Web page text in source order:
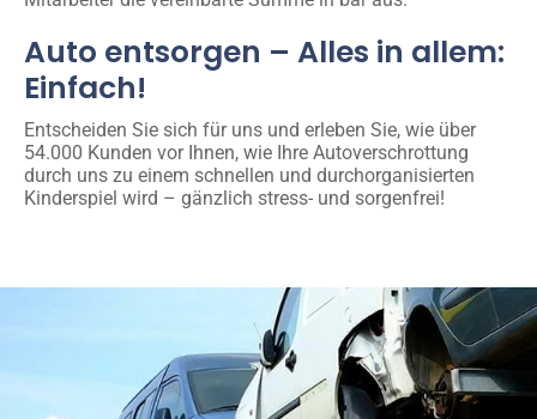
Auto entsorgen – Alles in allem:
Einfach!
Entscheiden Sie sich für uns und erleben Sie, wie über
54.000 Kunden vor Ihnen, wie Ihre Autoverschrottung
durch uns zu einem schnellen und durchorganisierten
Kinderspiel wird – gänzlich stress- und sorgenfrei!